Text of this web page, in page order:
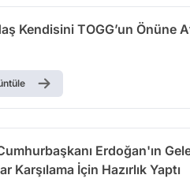
Kendisini TOGG’un Önüne
Erdoğan'ın
Karşılama İçin Hazırlık Yaptı